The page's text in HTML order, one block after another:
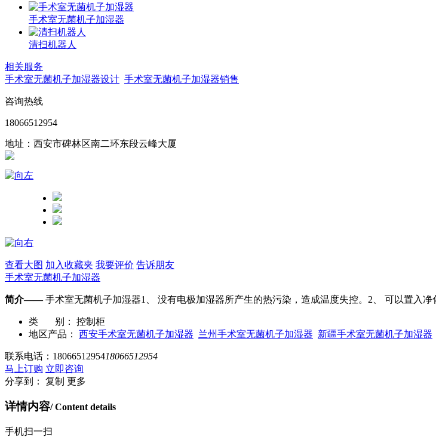
手术室无菌机子加湿器
清扫机器人
相关服务
手术室无菌机子加湿器设计 手术室无菌机子加湿器销售
咨询热线
18066512954
地址：西安市碑林区南二环东段云峰大厦
查看大图 加入收藏夹 我要评价 告诉朋友
手术室无菌机子加湿器
简介——手术室无菌机子加湿器1、 没有电极加湿器所产生的热污染，造成温度失控。2、 可以置入净
类 别：
控制柜
地区产品：
西安手术室无菌机子加湿器 兰州手术室无菌机子加湿器 新疆手术室无菌机子加湿器
联系电话： 1806651295418066512954
马上订购 立即咨询
分享到：
复制 更多
详情内容/ Content details
手机扫一扫